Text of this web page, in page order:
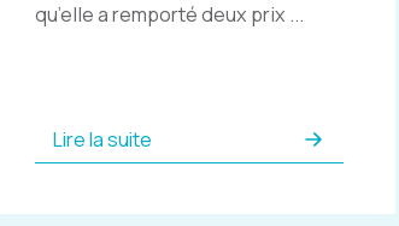
qu’elle a remporté deux prix ...
Lire la suite